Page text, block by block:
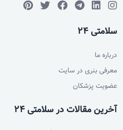
سلامتی 24
درباره ما
معرفی بنری در سایت
عضویت پزشکان
آخرین مقالات در سلامتی 24